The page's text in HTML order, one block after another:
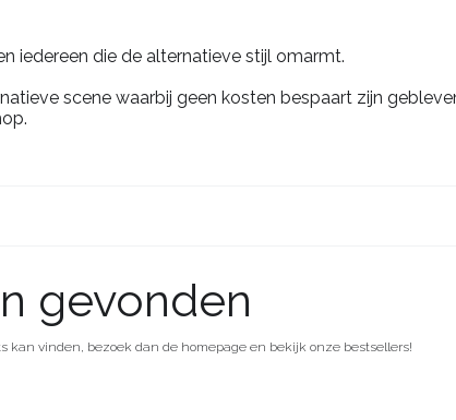
iedereen die de alternatieve stijl omarmt.
scene waarbij geen kosten bespaart zijn
.
gevonden
kan vinden, bezoek dan de homepage en bekijk onze bestsellers!